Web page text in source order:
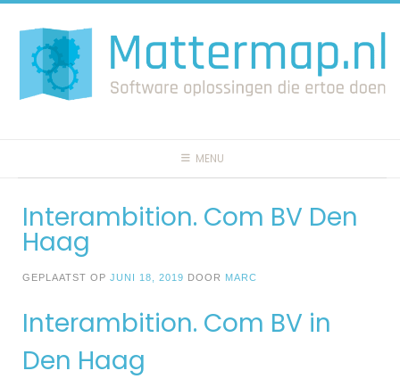
naar
inhoud
MENU
Interambition. Com BV Den
Haag
GEPLAATST OP JUNI 18, 2019 DOOR MARC
Interambition. Com BV in
Den Haag